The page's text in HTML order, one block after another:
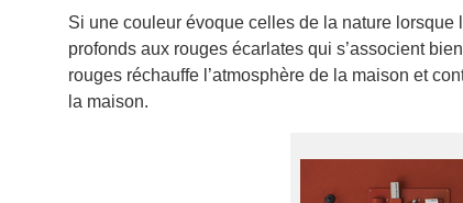
Si une couleur évoque celles de la nature lorsque
profonds aux rouges écarlates qui s’associent
rouges réchauffe l’atmosphère de la maison et
la maison.